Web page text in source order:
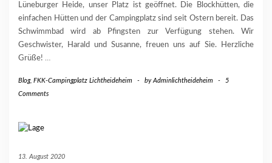
Lüneburger Heide, unser Platz ist geöffnet. Die Blockhütten, die
einfachen Hütten und der Campingplatz sind seit Ostern bereit. Das
Schwimmbad wird ab Pfingsten zur Verfügung stehen. Wir
Geschwister, Harald und Susanne, freuen uns auf Sie. Herzliche
Grüße! …
Blog, FKK-Campingplatz Lichtheideheim - byAdminlichtheideheim -
5
Comments
13. August 2020